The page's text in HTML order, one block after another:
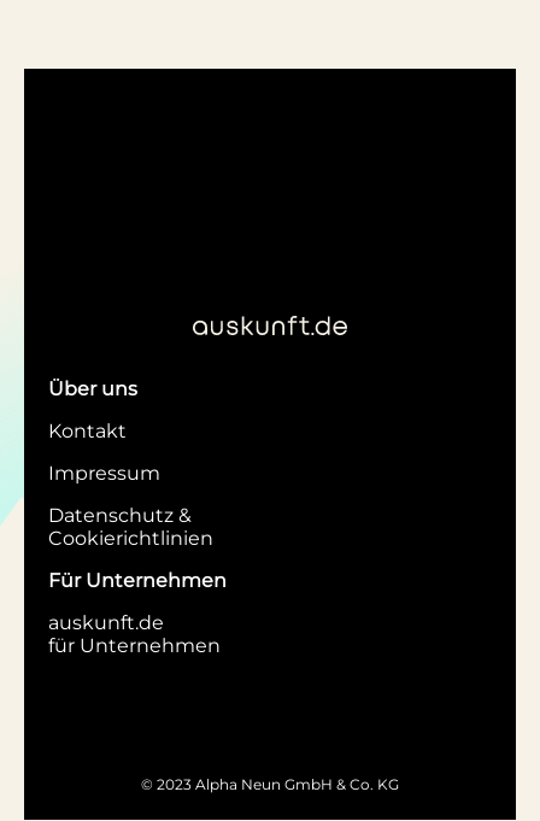
Über uns
Kontakt
Impressum
Datenschutz &
Cookierichtlinien
Für Unternehmen
auskunft.de
für Unternehmen
© 2023 Alpha Neun GmbH & Co. KG